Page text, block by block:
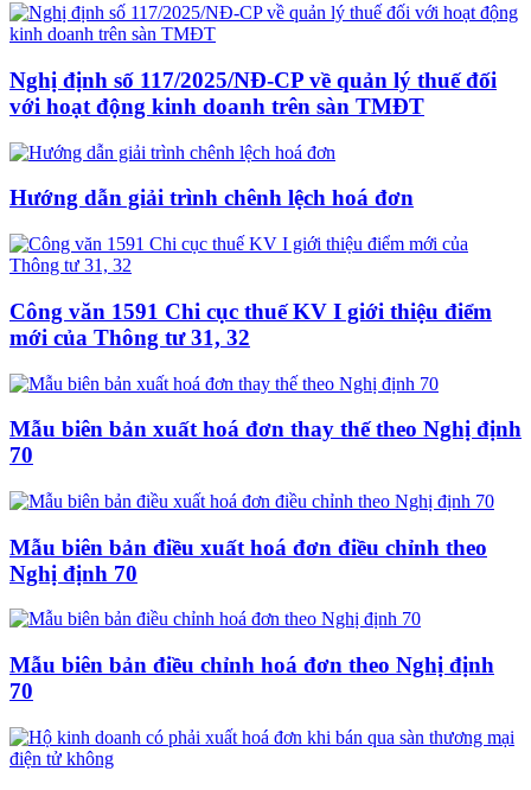
Nghị định số 117/2025/NĐ-CP về quản lý thuế đối
với hoạt động kinh doanh trên sàn TMĐT
Hướng dẫn giải trình chênh lệch hoá đơn
Công văn 1591 Chi cục thuế KV I giới thiệu điểm
mới của Thông tư 31, 32
Mẫu biên bản xuất hoá đơn thay thế theo Nghị định
70
Mẫu biên bản điều xuất hoá đơn điều chỉnh theo
Nghị định 70
Mẫu biên bản điều chỉnh hoá đơn theo Nghị định
70